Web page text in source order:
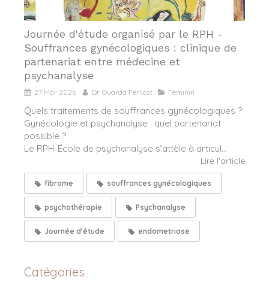
Journée d'étude organisé par le RPH -
Souffrances gynécologiques : clinique de
partenariat entre médecine et
psychanalyse
27 Mar 2026 Dr. Ouarda Ferlicot Féminin
Quels traitements de souffrances gynécologiques ?
Gynécologie et psychanalyse : quel partenariat
possible ?
Le RPH-École de psychanalyse s’attèle à articul...
Lire l'article
fibrome souffrances gynécologiques
psychothérapie Psychanalyse
Journée d'étude endometriose
Catégories